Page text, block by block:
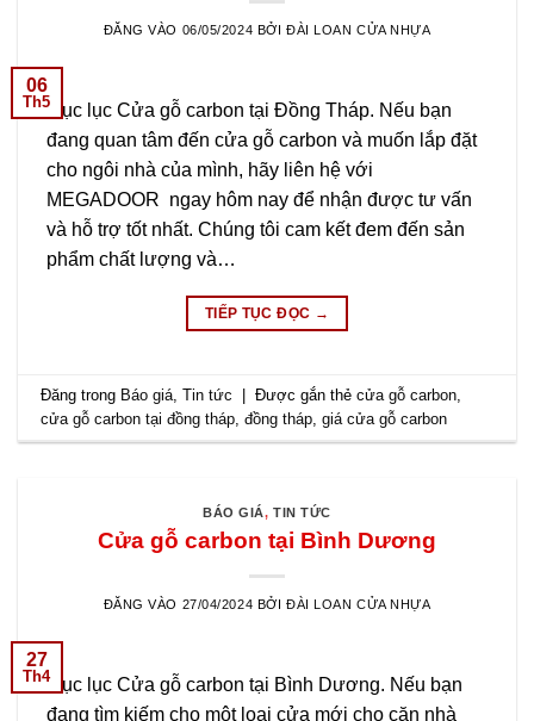
ĐĂNG VÀO 06/05/2024 BỞI ĐÀI LOAN CỬA NHỰA
06
Th5Mục lục Cửa gỗ carbon tại Đồng Tháp. Nếu bạn
đang quan tâm đến cửa gỗ carbon và muốn lắp đặt
cho ngôi nhà của mình, hãy liên hệ với
MEGADOOR ngay hôm nay để nhận được tư vấn
và hỗ trợ tốt nhất. Chúng tôi cam kết đem đến sản
phẩm chất lượng và…
TIẾP TỤC ĐỌC →
Đăng trong Báo giá ,Tin tức | Được gắn thẻcửa gỗ carbon
cửa gỗ carbon tại đồng tháp ,đồng tháp ,giá cửa gỗ carbon
BÁO GIÁ,TIN TỨC
Cửa gỗ carbon tại Bình Dương
ĐĂNG VÀO 27/04/2024 BỞI ĐÀI LOAN CỬA NHỰA
27
Th4Mục lục Cửa gỗ carbon tại Bình Dương. Nếu bạn
đang tìm kiếm cho một loại cửa mới cho căn nhà